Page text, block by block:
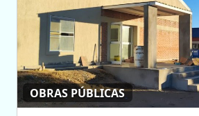
OBRAS PÚBLICAS